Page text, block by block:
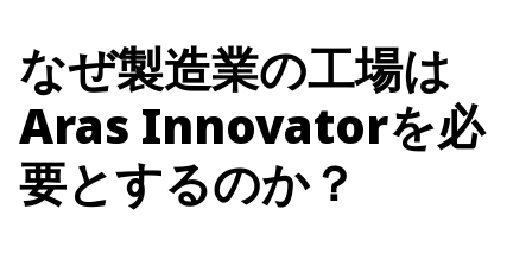
なぜ製造業の工場は
Aras Innovatorを必
要とするのか？